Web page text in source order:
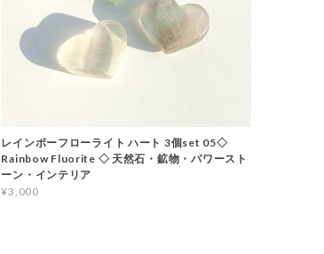
レインボーフローライト ハート 3個set 05◇
Rainbow Fluorite ◇ 天然石・鉱物・パワースト
ーン・インテリア
¥3,000